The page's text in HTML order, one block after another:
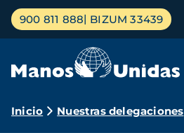
Pasar
contenido
Menú
principal
900 811 888 BIZUM 33439
Ruta
Inicio Nuestras delegaciones